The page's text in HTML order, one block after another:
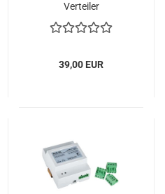
Verteiler
39,00 EUR